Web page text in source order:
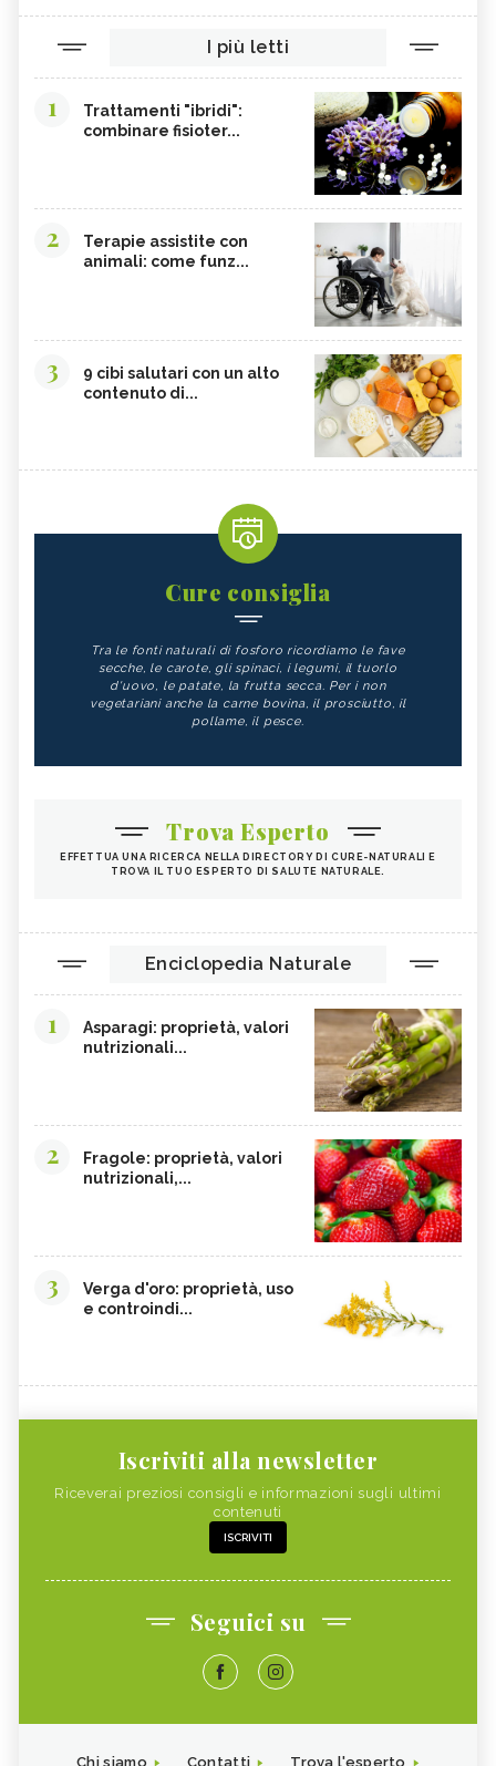
I più letti
1
Trattamenti "ibridi":
combinare fisioter...
2
Terapie assistite con
animali: come funz...
3
9 cibi salutari con un alto
contenuto di...
Cure consiglia
Tra le fonti naturali di fosforo ricordiamo le fave
secche, le carote, gli spinaci, i legumi, il tuorlo
d'uovo, le patate, la frutta secca. Per i non
vegetariani anche la carne bovina, il prosciutto, il
pollame, il pesce.
Trova Esperto
EFFETTUA UNA RICERCA NELLA DIRECTORY DI CURE-NATURALI E
TROVA IL TUO ESPERTO DI SALUTE NATURALE.
Enciclopedia Naturale
1
Asparagi: proprietà, valori
nutrizionali...
2
Fragole: proprietà, valori
nutrizionali,...
3
Verga d'oro: proprietà, uso
e controindi...
Iscriviti alla newsletter
Riceverai preziosi consigli e informazioni sugli ultimi
contenuti
ISCRIVITI
Seguici su
Chi siamo Contatti Trova l'esperto